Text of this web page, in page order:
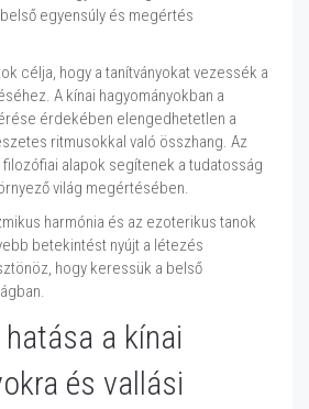
egyensúly és megértés
célja, hogy a tanítványokat vezessék a
A kínai hagyományokban a
érdekében elengedhetetlen a
ritmusokkal való összhang. Az
alapok segítenek a tudatosság
világ megértésében.
harmónia és az ezoterikus tanok
betekintést nyújt a létezés
hogy keressük a belső
a kínai
és vallási